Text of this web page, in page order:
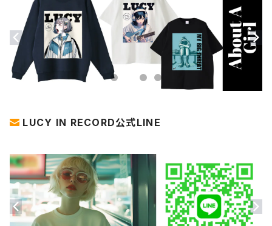
LUCY IN RECORD公式LINE